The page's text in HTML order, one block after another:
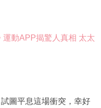
運動APP揭驚人真相 太太
圖平息這場衝突，幸好